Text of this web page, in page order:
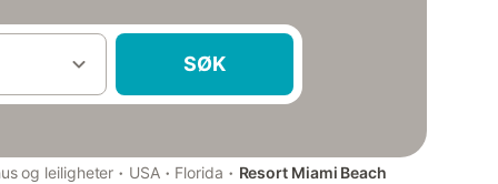
SØK
og leiligheter · USA · Florida · Resort Miami Beach